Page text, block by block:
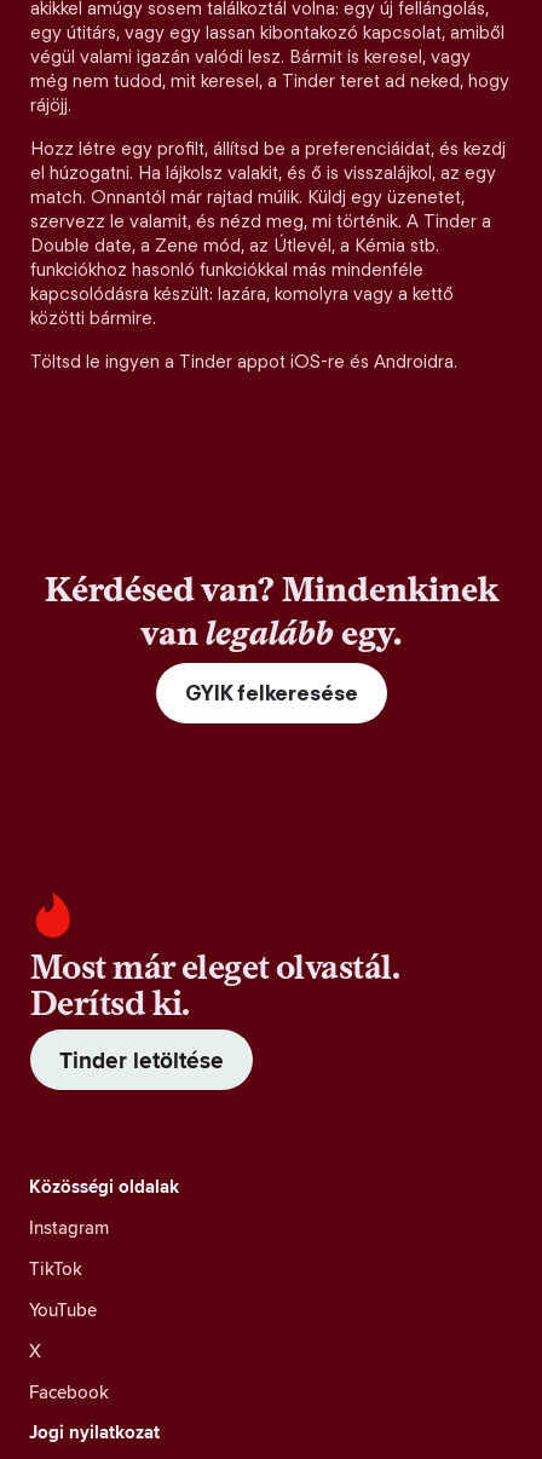
akikkel amúgy sosem találkoztál volna: egy új fellángolás,
egy útitárs, vagy egy lassan kibontakozó kapcsolat, amiből
végül valami igazán valódi lesz. Bármit is keresel, vagy
még nem tudod, mit keresel, a Tinder teret ad neked, hogy
rájöjj.
Hozz létre egy profilt, állítsd be a preferenciáidat, és kezdj
el húzogatni. Ha lájkolsz valakit, és ő is visszalájkol, az egy
match. Onnantól már rajtad múlik. Küldj egy üzenetet,
szervezz le valamit, és nézd meg, mi történik. A Tinder a
Double date, a Zene mód, az Útlevél, a Kémia stb.
funkciókhoz hasonló funkciókkal más mindenféle
kapcsolódásra készült: lazára, komolyra vagy a kettő
közötti bármire.
Töltsd le ingyen a Tinder appot iOS-re és Androidra.
Kérdésed van? Mindenkinek
vanlegalábbegy.
GYIK felkeresése
Most már eleget olvastál.
Derítsd ki.
Tinder letöltése
Közösségi oldalak
Instagram
TikTok
YouTube
X
Facebook
Jogi nyilatkozat